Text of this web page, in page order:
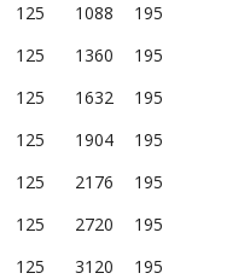
125 1088 195
125 1360 195
125 1632 195
125 1904 195
125 2176 195
125 2720 195
125 3120 195